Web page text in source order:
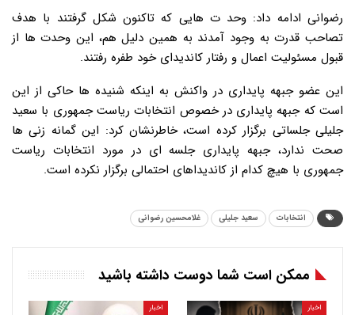
رضوانی ادامه داد: وحد ت هایی که تاکنون شکل گرفتند با هدف
تصاحب قدرت به وجود آمدند به همین دلیل هم، این وحدت ها از
قبول مسئولیت اعمال و رفتار کاندیدای خود طفره رفتند.
این عضو جبهه پایداری در واکنش به اینکه شنیده ها حاکی از این
است که جبهه پایداری در خصوص انتخابات ریاست جمهوری با سعید
جلیلی جلساتی برگزار کرده است، خاطرنشان کرد: این گمانه زنی ها
صحت ندارد، جبهه پایداری جلسه ای در مورد انتخابات ریاست
جمهوری با هیچ کدام از کاندیداهای احتمالی برگزار نکرده است.
انتخابات سعید جلیلی غلامحسین رضوانی
ممکن است شما دوست داشته باشید
اخبار اخبار